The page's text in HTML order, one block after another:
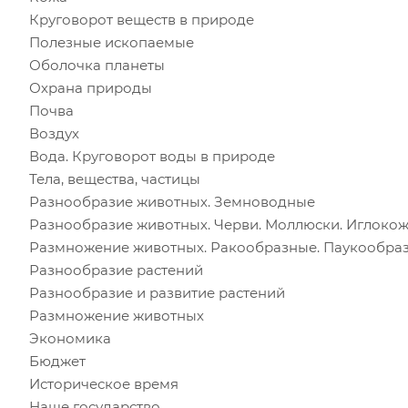
Круговорот веществ в природе
Полезные ископаемые
Оболочка планеты
Охрана природы
Почва
Воздух
Вода. Круговорот воды в природе
Тела, вещества, частицы
Разнообразие животных. Земноводные
Разнообразие животных. Черви. Моллюски.
Размножение животных. Ракообразные.
Разнообразие растений
Разнообразие и развитие растений
Размножение животных
Экономика
Бюджет
Историческое время